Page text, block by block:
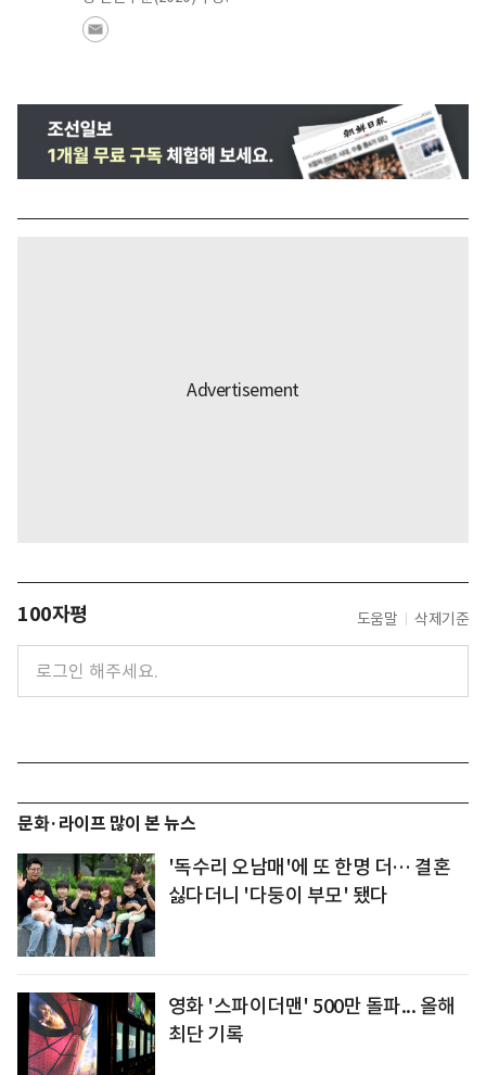
100자평 도움말 삭제기준
문화·라이프 많이 본 뉴스
'독수리 오남매'에 또 한명 더… 결혼
싫다더니 '다둥이 부모' 됐다
영화 '스파이더맨' 500만 돌파... 올해
최단 기록